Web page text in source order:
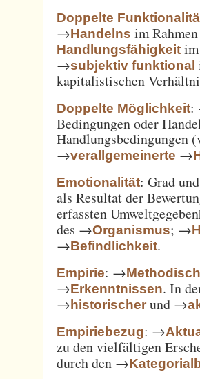
Doppelte
→Handelns im
Handlungsfähigkeit
→subjektiv funktional
kapitalistischen
Doppelte Möglichkeit:
Bedingungen oder
Handlungsbedingungen
→verallgemeinerte →
Emotionalität: Grad
als Resultat der
erfassten
des →Organismus; →
→Befindlichkeit.
Empirie: →
→Erkenntnissen. In
→historischer und →
Empiriebezug: →
zu den vielfältigen
durch den →